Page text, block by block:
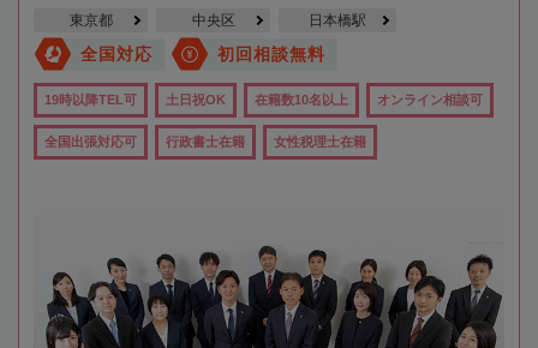
東京都 中央区 日本橋駅
全国対応 初回相談無料
19時以降TEL可 土日祝OK 在籍数10名以上 オンライン相談可
全国出張対応可 行政書士在籍 女性税理士在籍